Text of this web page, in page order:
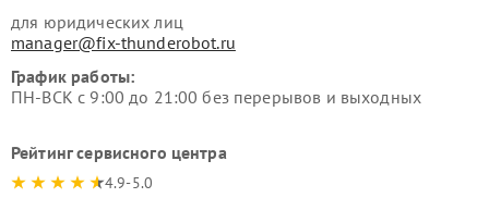
для юридических лиц
manager@fix-thunderobot.ru
График работы:
ПН-ВСК с 9:00 до 21:00 без перерывов и выходных
Рейтинг сервисного центра
4.9-5.0